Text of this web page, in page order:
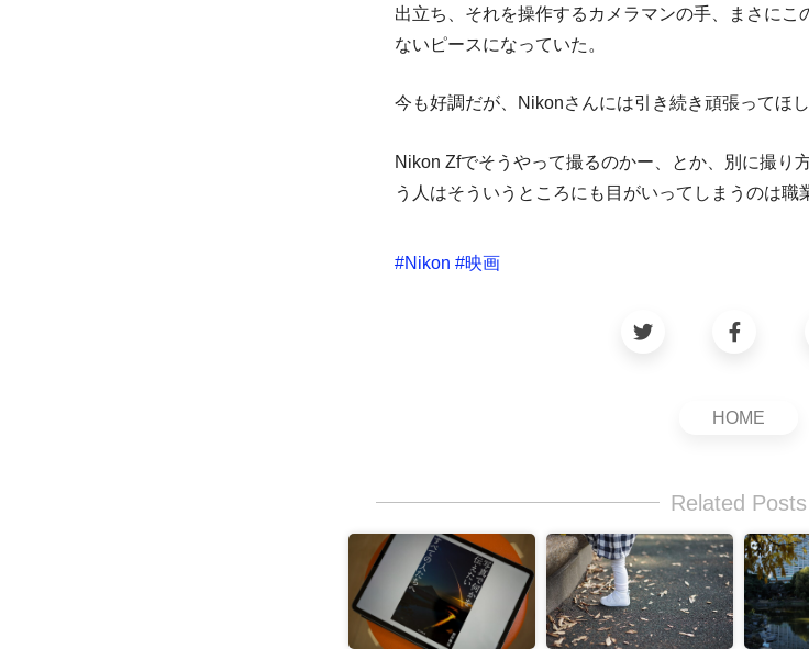
出立ち、それを操作するカメラマンの手、まさに
ないピースになっていた。
今も好調だが、Nikonさんには引き続き頑張ってほし
Nikon Zfでそうやって撮るのかー、とか、別に撮り
う人はそういうところにも目がいってしまうのは
#Nikon #映画
HOME
Related Posts